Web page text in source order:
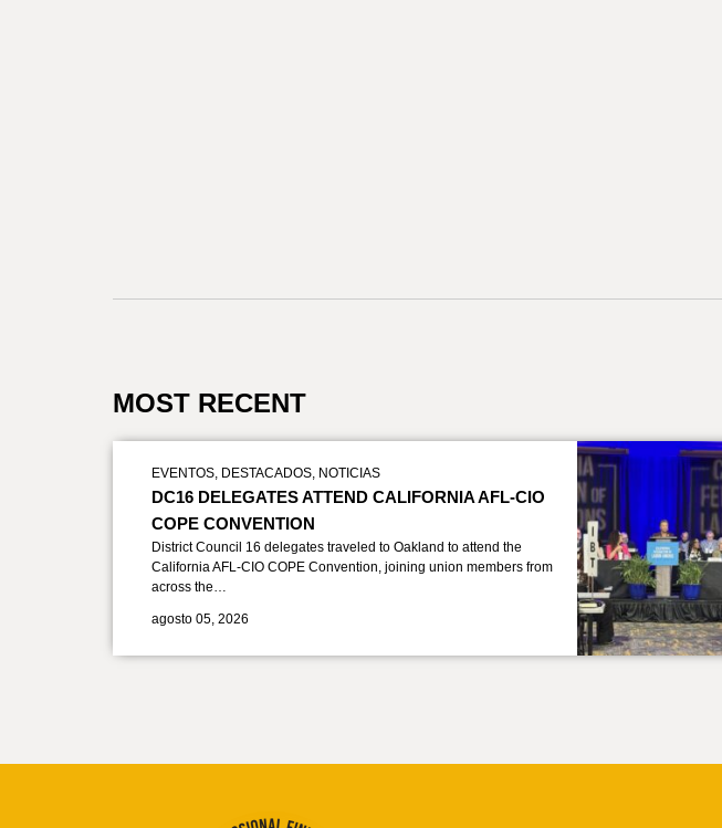
MOST RECENT
EVENTOS, DESTACADOS, NOTICIAS
DC16 DELEGATES ATTEND CALIFORNIA AFL-CIO
COPE CONVENTION
District Council 16 delegates traveled to Oakland to attend the
California AFL-CIO COPE Convention, joining union members from
across the…
agosto 05, 2026